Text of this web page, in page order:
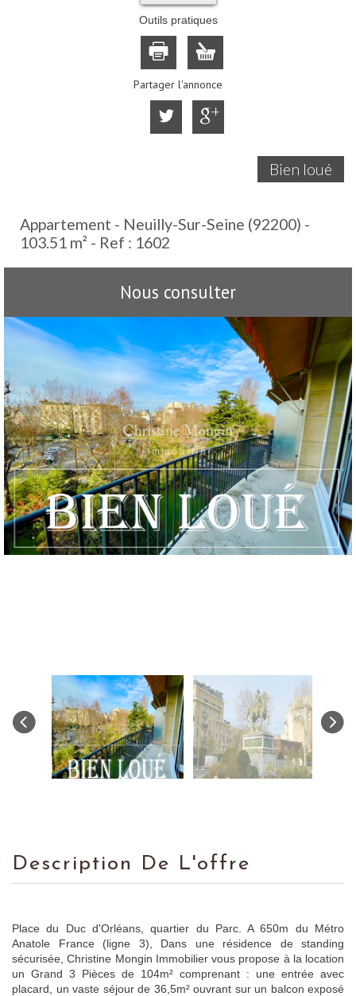
Outils pratiques
Partager l'annonce
Bien loué
Appartement - Neuilly-Sur-Seine (92200) -
103.51 m² - Ref : 1602
Nous consulter
Description De L'offre
Place du Duc d'Orléans, quartier du Parc. A 650m du Métro
Anatole France (ligne 3), Dans une résidence de standing
sécurisée, Christine Mongin Immobilier vous propose à la location
un Grand 3 Pièces de 104m² comprenant : une entrée avec
placard, un vaste séjour de 36,5m² ouvrant sur un balcon exposé